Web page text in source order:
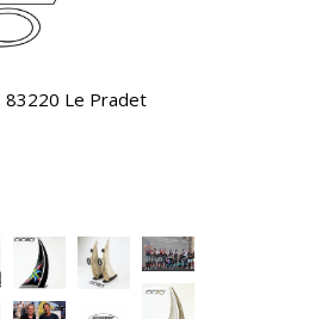
83220 Le Pradet